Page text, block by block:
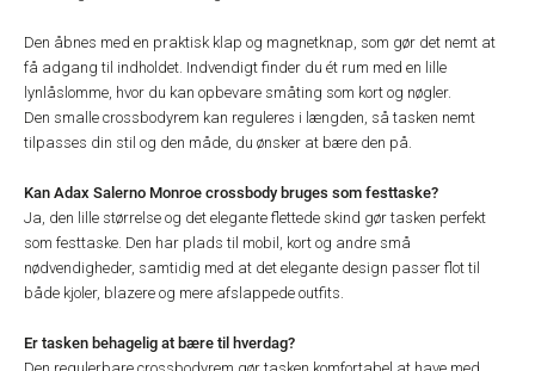
Den åbnes med en praktisk klap og magnetknap, som gør det nemt at
få adgang til indholdet. Indvendigt finder du ét rum med en lille
lynlåslomme, hvor du kan opbevare småting som kort og nøgler.
Den smalle crossbodyrem kan reguleres i længden, så tasken nemt
tilpasses din stil og den måde, du ønsker at bære den på.
Kan Adax Salerno Monroe crossbody bruges som festtaske?
Ja, den lille størrelse og det elegante flettede skind gør tasken perfekt
som festtaske. Den har plads til mobil, kort og andre små
nødvendigheder, samtidig med at det elegante design passer flot til
både kjoler, blazere og mere afslappede outfits.
Er tasken behagelig at bære til hverdag?